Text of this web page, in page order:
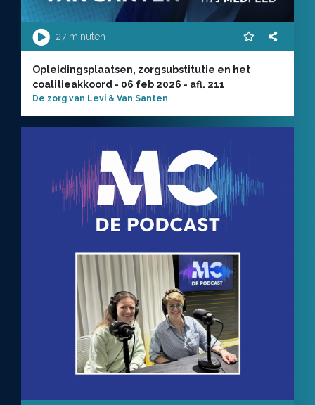
27 minuten
Opleidingsplaatsen, zorgsubstitutie en het
coalitieakkoord - 06 feb 2026 - afl. 211
De zorg van Levi & Van Santen